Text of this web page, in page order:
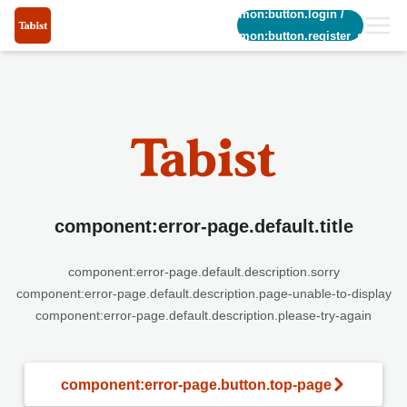
common:button.login/
common:button.register_short
component:error-page.default.title
component:error-page.default.description.sorry
component:error-page.default.description.page-unable-to-display
component:error-page.default.description.please-try-again
component:error-page.button.top-page